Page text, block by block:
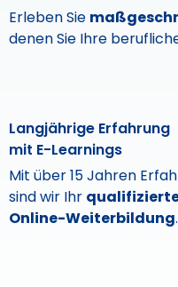
Erleben Sie
denen Sie Ihre
Langjährige Erfahrung
mit E-Learnings
Mit über 15 Jahren
sind wir Ihr
Online-Weiterbildung.